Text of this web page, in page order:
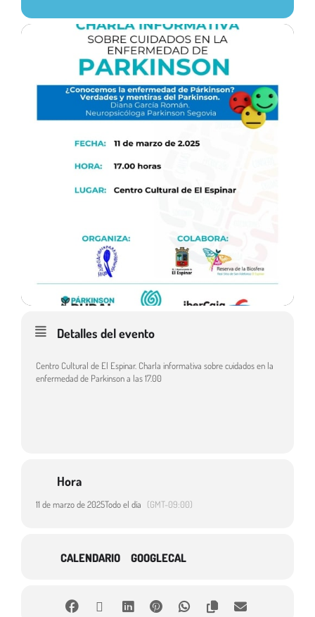
Detalles del evento
Centro Cultural de El Espinar. Charla informativa sobre cuidados en la
enfermedad de Parkinson a las 17.00
Hora
11 de marzo de 2025Todo el día (GMT-09:00)
CALENDARIO GOOGLECAL